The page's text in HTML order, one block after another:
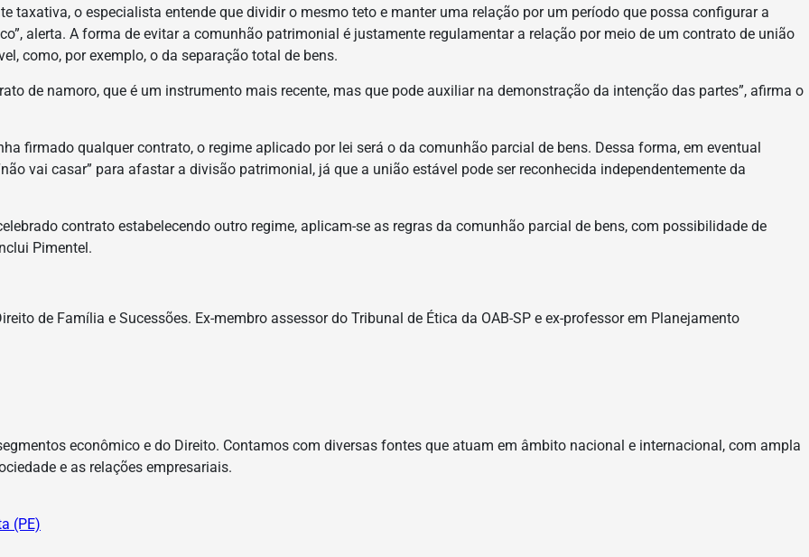
taxativa, o especialista entende que dividir o mesmo teto e manter uma relação por um período que possa configurar a
alerta. A forma de evitar a comunhão patrimonial é justamente regulamentar a relação por meio de um contrato de união
como, por exemplo, o da separação total de bens.
de namoro, que é um instrumento mais recente, mas que pode auxiliar na demonstração da intenção das partes”, afirma o
firmado qualquer contrato, o regime aplicado por lei será o da comunhão parcial de bens. Dessa forma, em eventual
vai casar” para afastar a divisão patrimonial, já que a união estável pode ser reconhecida independentemente da
contrato estabelecendo outro regime, aplicam-se as regras da comunhão parcial de bens, com possibilidade de
Pimentel.
de Família e Sucessões. Ex-membro assessor do Tribunal de Ética da OAB-SP e ex-professor em Planejamento
econômico e do Direito. Contamos com diversas fontes que atuam em âmbito nacional e internacional, com ampla
e as relações empresariais.
(PE)